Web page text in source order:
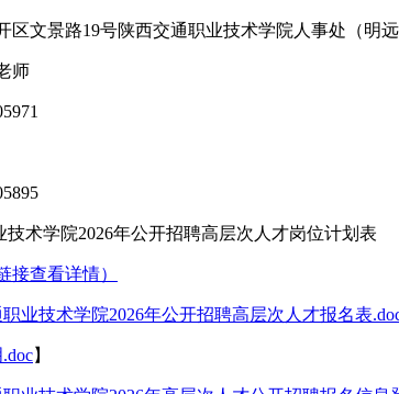
区文景路19号陕西交通职业技术学院人事处（明远
师
技术学院2026年公开招聘高层次人才岗位计划表
接查看详情）
业技术学院2026年公开招聘高层次人才报名表
】